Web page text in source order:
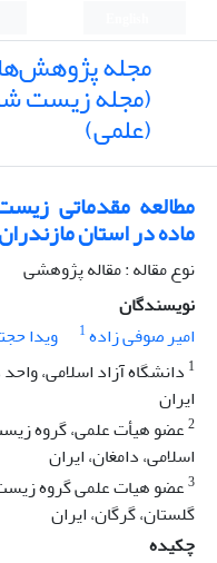
مجله
(مجله زیست
(علمی)
مطالعه مقدماتی
ماده در استان مازندران
نوع مقاله : مقاله پژوهشی
نویسندگان
امیر صوفی زاده1 ویدا
1 دانشگاه آزاد اسلامی،
ایران
2عضو هیأت علمی، گروه
اسلامی، دامغان، ایران
3عضو هیات علمی گروه
گلستان، گرگان، ایران
چکیده